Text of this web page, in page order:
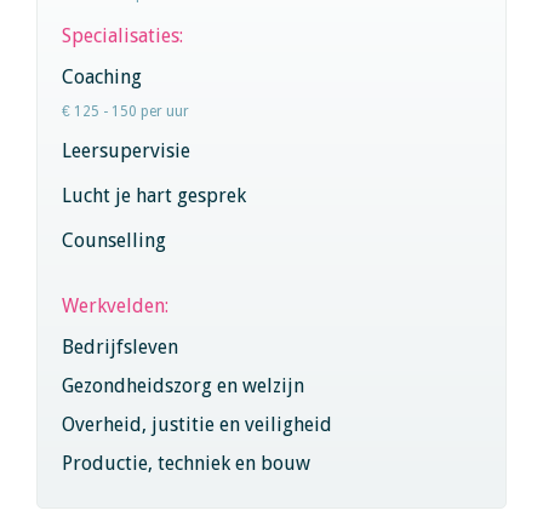
Specialisaties:
Coaching
€ 125 - 150 per uur
Leersupervisie
Lucht je hart gesprek
Counselling
Werkvelden:
Bedrijfsleven
Gezondheidszorg en welzijn
Overheid, justitie en veiligheid
Productie, techniek en bouw